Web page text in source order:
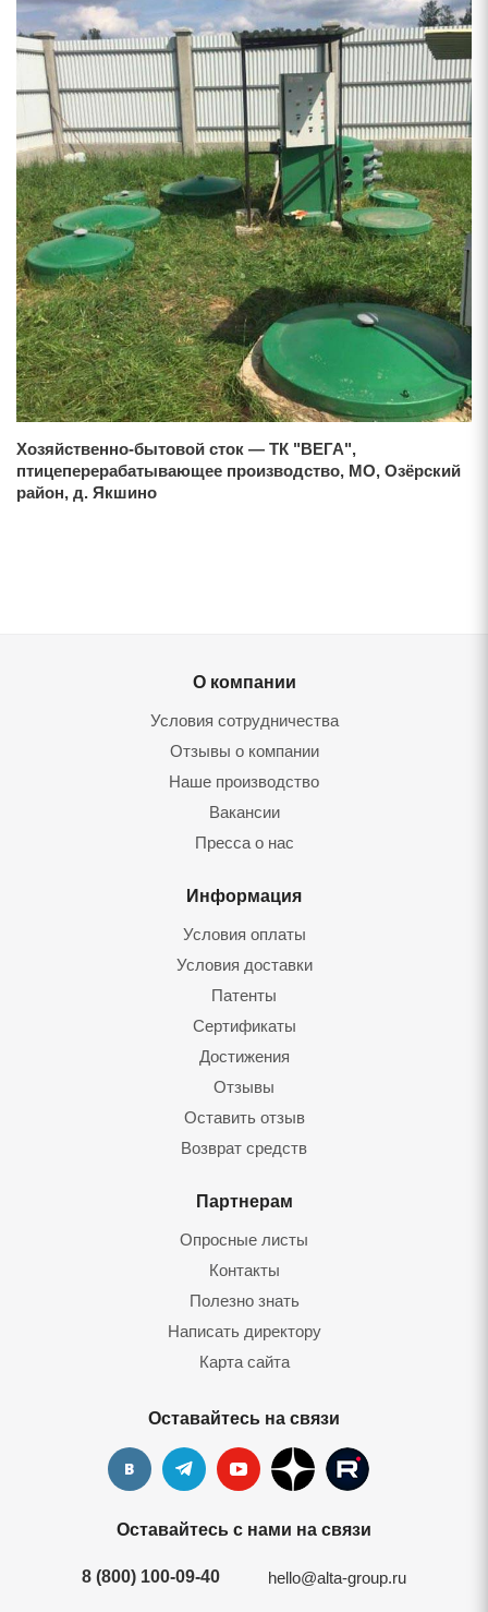
Хозяйственно-бытовой сток — ТК "ВЕГА",
птицеперерабатывающее производство, МО, Озёрский
район, д. Якшино
О компании
Условия сотрудничества
Отзывы о компании
Наше производство
Вакансии
Пресса о нас
Информация
Условия оплаты
Условия доставки
Патенты
Сертификаты
Достижения
Отзывы
Оставить отзыв
Возврат средств
Партнерам
Опросные листы
Контакты
Полезно знать
Написать директору
Карта сайта
Оставайтесь на связи
Оставайтесь с нами на связи
8 (800) 100-09-40 hello@alta-group.ru